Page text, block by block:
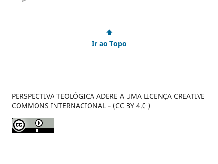
⬆
Ir ao Topo
PERSPECTIVA TEOLÓGICA ADERE A UMA LICENÇA CREATIVE
COMMONS INTERNACIONAL – (CC BY 4.0 )